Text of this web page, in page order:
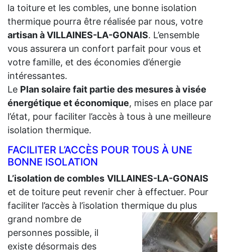
la toiture et les combles, une bonne isolation
thermique pourra être réalisée par nous, votre
artisan à VILLAINES-LA-GONAIS. L’ensemble
vous assurera un confort parfait pour vous et
votre famille, et des économies d’énergie
intéressantes.
Le Plan solaire fait partie des mesures à visée
énergétique et économique, mises en place par
l’état, pour faciliter l’accès à tous à une meilleure
isolation thermique.
FACILITER L’ACCÈS POUR TOUS À UNE
BONNE ISOLATION
L’isolation de combles VILLAINES-LA-GONAIS
et de toiture peut revenir cher à effectuer. Pour
faciliter l’accès à l’isolation thermique du plus
grand nombre de
personnes possible, il
existe désormais des